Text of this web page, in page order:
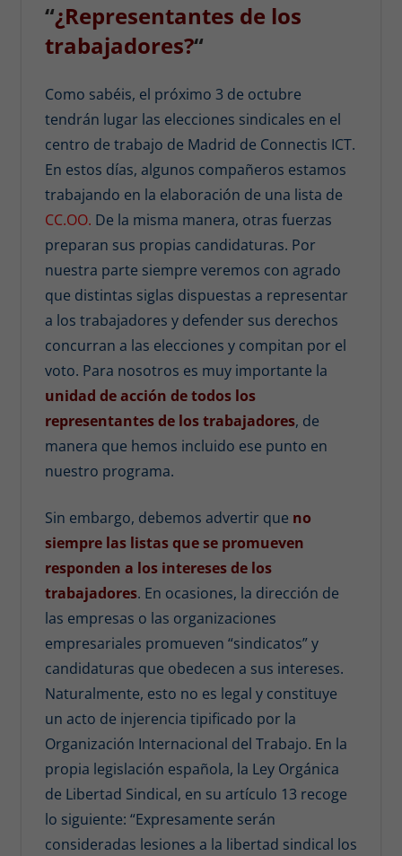
“¿Representantes de los
trabajadores?“
Como sabéis, el próximo 3 de octubre
tendrán lugar las elecciones sindicales en el
centro de trabajo de Madrid de Connectis ICT.
En estos días, algunos compañeros estamos
trabajando en la elaboración de una lista de
CC.OO. De la misma manera, otras fuerzas
preparan sus propias candidaturas. Por
nuestra parte siempre veremos con agrado
que distintas siglas dispuestas a representar
a los trabajadores y defender sus derechos
concurran a las elecciones y compitan por el
voto. Para nosotros es muy importante la
unidad de acción de todos los
representantes de los trabajadores, de
manera que hemos incluido ese punto en
nuestro programa.
Sin embargo, debemos advertir que no
siempre las listas que se promueven
responden a los intereses de los
trabajadores. En ocasiones, la dirección de
las empresas o las organizaciones
empresariales promueven “sindicatos” y
candidaturas que obedecen a sus intereses.
Naturalmente, esto no es legal y constituye
un acto de injerencia tipificado por la
Organización Internacional del Trabajo. En la
propia legislación española, la Ley Orgánica
de Libertad Sindical, en su artículo 13 recoge
lo siguiente: “Expresamente serán
consideradas lesiones a la libertad sindical los